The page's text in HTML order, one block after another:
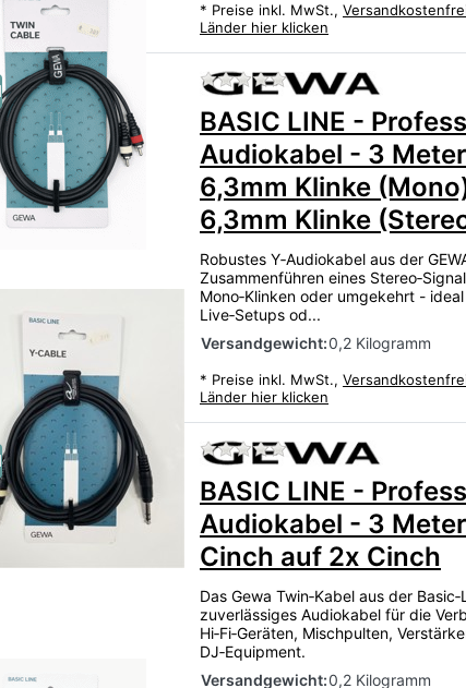
* Preise inkl. MwSt.,
Länder hier klicken
Zu diesem Produkt
BASIC LINE -
Audiokabel - 3
6,3mm Klinke
6,3mm Klinke
Robustes Y‑Audiokabel aus der
Zusammenführen eines
Mono‑Klinken oder umgekehrt -
Live‑Setups od...
Versandgewicht:0,2 Kilogramm
* Preise inkl. MwSt.,
Länder hier klicken
Zu diesem Produkt
BASIC LINE -
Audiokabel - 3
Cinch auf 2x Cinch
Das Gewa Twin‑Kabel aus der
zuverlässiges Audiokabel für die
Hi‑Fi‑Geräten, Mischpulten,
DJ‑Equipment.
Versandgewicht:0,2 Kilogramm